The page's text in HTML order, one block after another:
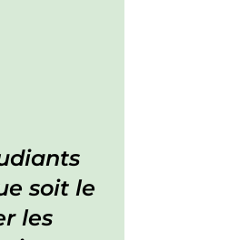
soit le
les